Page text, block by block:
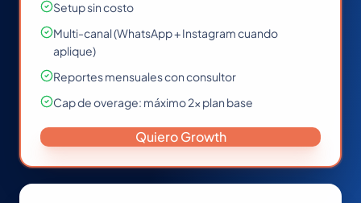
Setup sin costo
Multi-canal (WhatsApp + Instagram cuando
aplique)
Reportes mensuales con consultor
Cap de overage: máximo 2× plan base
Quiero Growth